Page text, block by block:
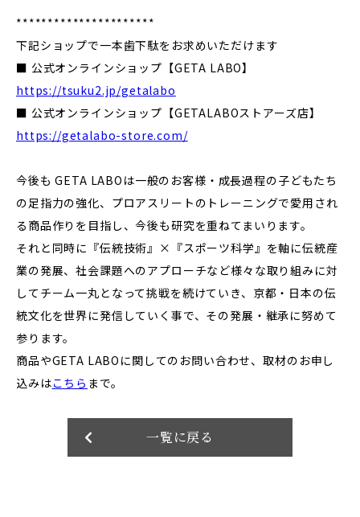
**********************
下記ショップで一本歯下駄をお求めいただけます
■ 公式オンラインショップ【GETA LABO】
https://tsuku2.jp/getalabo
■ 公式オンラインショップ【GETALABOストアーズ店】
https://getalabo-store.com/
今後も GETA LABOは一般のお客様・成長過程の子どもたち
の足指力の強化、プロアスリートのトレーニングで愛用され
る商品作りを目指し、今後も研究を重ねてまいります。
それと同時に『伝統技術』×『スポーツ科学』を軸に伝統産
業の発展、社会課題へのアプローチなど様々な取り組みに対
してチーム一丸となって挑戦を続けていき、京都・日本の伝
統文化を世界に発信していく事で、その発展・継承に努めて
参ります。
商品やGETA LABOに関してのお問い合わせ、取材のお申し
込みはこちら まで。
一覧に戻る